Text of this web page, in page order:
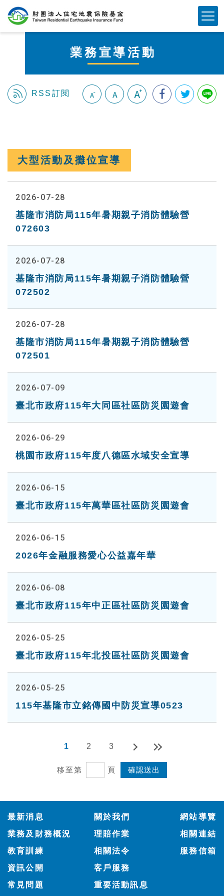
業務宣導活動
RSS訂閱
大型活動及攤位宣導
2026-07-28
基隆市消防局115年暑期親子消防體驗營
072603
2026-07-28
基隆市消防局115年暑期親子消防體驗營
072502
2026-07-28
基隆市消防局115年暑期親子消防體驗營
072501
2026-07-09
臺北市政府115年大同區社區防災園遊會
2026-06-29
桃園市政府115年度八德區水域安全宣導
2026-06-15
臺北市政府115年萬華區社區防災園遊會
2026-06-15
2026年金融服務愛心公益嘉年華
2026-06-08
臺北市政府115年中正區社區防災園遊會
2026-05-25
臺北市政府115年北投區社區防災園遊會
2026-05-25
115年基隆市立銘傳國中防災宣導0523
1 2 3
移至第 頁
最新消息
關於我們
業務及財務概況
理賠作業
教育訓練
相關法令
資訊公開
客戶服務
常見問題
重要活動訊息
網站導覽
相關連結
服務信箱